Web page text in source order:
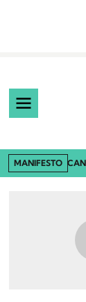
MANIFESTO